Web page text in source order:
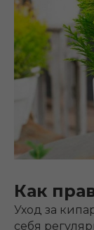
Как
Уход за
себя